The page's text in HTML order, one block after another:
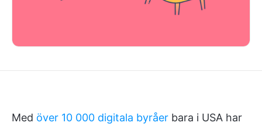
Med över 10 000 digitala byråer bara i USA har